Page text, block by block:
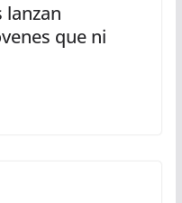
lanzan
que ni